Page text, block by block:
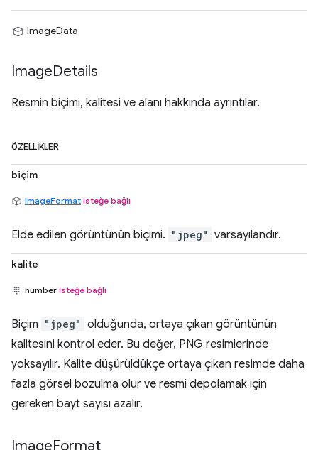
ImageData
ImageDetails
Resmin biçimi, kalitesi ve alanı hakkında ayrıntılar.
ÖZELLIKLER
biçim
ImageFormat isteğe bağlı
Elde edilen görüntünün biçimi. "jpeg" varsayılandır.
kalite
number isteğe bağlı
Biçim "jpeg" olduğunda, ortaya çıkan görüntünün
kalitesini kontrol eder. Bu değer, PNG resimlerinde
yoksayılır. Kalite düşürüldükçe ortaya çıkan resimde daha
fazla görsel bozulma olur ve resmi depolamak için
gereken bayt sayısı azalır.
ImageFormat